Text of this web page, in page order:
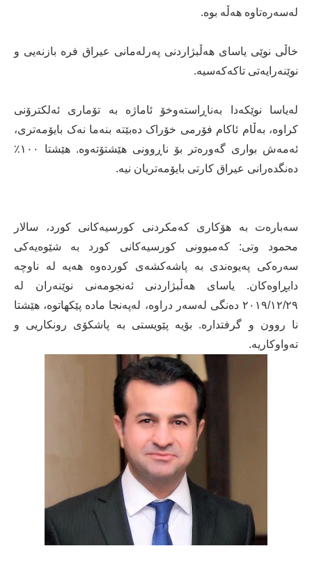
لەسەرەتاوە هەڵە بوە.
خاڵی نوێی یاسای هەڵبژاردنی پەرلەمانی عیراق فرە بازنەیی و
نوێنەرایەتی تاکەکەسیە.
لەیاسا نوێکەدا بەناڕاستەوخۆ ئاماژە بە تۆماری ئەلکترۆنی
کراوە، بەڵام ئاکام فۆرمی خۆراک دەبێتە بنەما نەک بایۆمەتری،
ئەمەش بواری گەورەتر بۆ ناڕوونی هێشتۆتەوە. هێشتا ۱٠٠٪
دەنگدەرانی عیراق کارتی بایۆمەتریان نیە.
سەبارەت بە هۆكاری كەمكردنی كورسیەكانی كورد، سالار
محمود وتی: کەمبوونی کورسیەکانی کورد بە شێوەیەکی
سەرەکی پەیوەندی بە پاشەکشەی کوردەوە هەیە لە ناوچە
دابڕاوەکان. یاسای هەڵبژاردنی ئەنجومەنی نوێنەران لە
۲٠۱۹/۱۲/۲۹ دەنگی لەسەر دراوە، لەپەنجا مادە پێکهاتوە، هێشتا
نا روون و گرفتدارە. بۆیە پێویستی بە پاشکۆی رونکاریی و
تەواوکاریە.